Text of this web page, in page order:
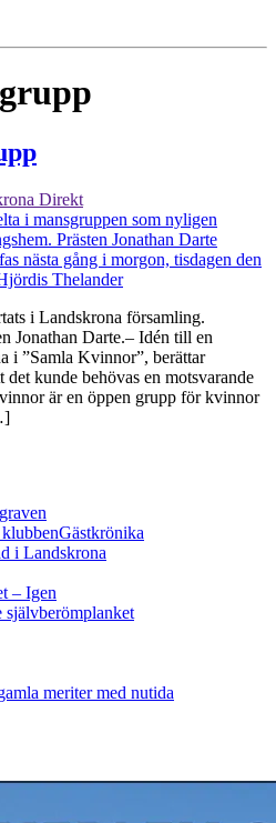
Direkt
i Landskrona församling.
Jonathan Darte.– Idén till en
i ”Samla Kvinnor”, berättar
kunde behövas en motsvarande
är en öppen grupp för kvinnor
Gästkrönika
i Landskrona
– Igen
självberömplanket
meriter med nutida